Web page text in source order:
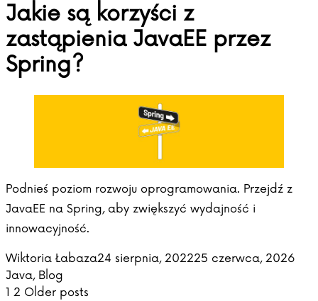
Jakie są korzyści z
zastąpienia JavaEE przez
Spring?
Podnieś poziom rozwoju oprogramowania. Przejdź z
JavaEE na Spring, aby zwiększyć wydajność i
innowacyjność.
Posted by
Wiktoria Łabaza24 sierpnia, 202225 czerwca, 2026
Java, Blog
Stronicowanie
1 2 Older posts